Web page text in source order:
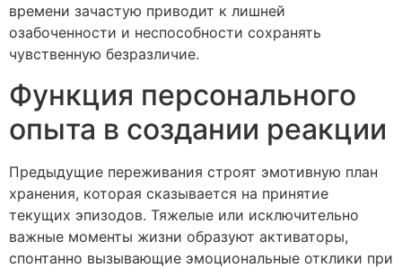
времени зачастую приводит к лишней
озабоченности и неспособности сохранять
чувственную безразличие.
Функция персонального
опыта в создании реакции
Предыдущие переживания строят эмотивную план
хранения, которая сказывается на принятие
текущих эпизодов. Тяжелые или исключительно
важные моменты жизни образуют активаторы,
спонтанно вызывающие эмоциональные отклики при